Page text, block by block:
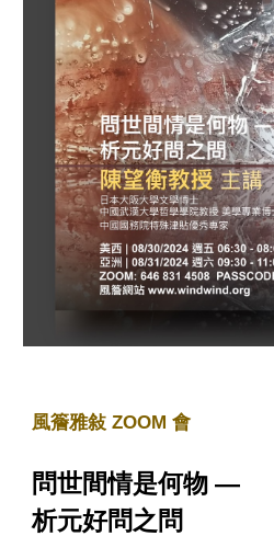
風簷雅敍 ZOOM 會
問世間情是何物 —
析元好問之問